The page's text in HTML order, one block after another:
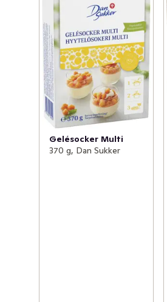
Gelésocker Multi
370 g, Dan Sukker